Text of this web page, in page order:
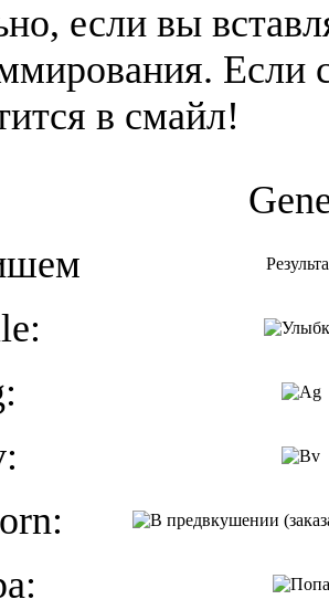
если вы
Если
в смайл!